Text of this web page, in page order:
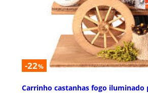
-22%
Carrinho castanhas fogo iluminado